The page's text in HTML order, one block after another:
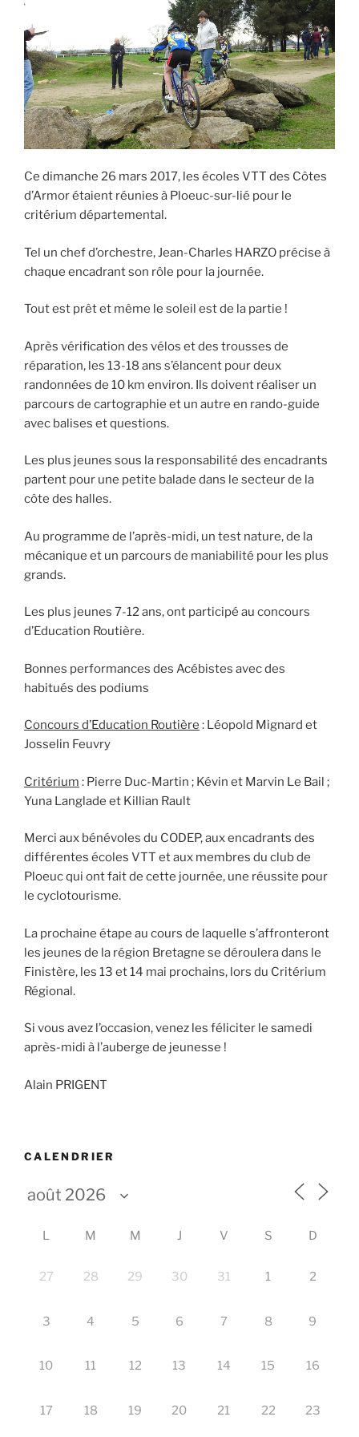
Ce dimanche 26 mars 2017, les écoles VTT des Côtes
d’Armor étaient réunies à Ploeuc-sur-lié pour le
critérium départemental.
Tel un chef d’orchestre, Jean-Charles HARZO précise à
chaque encadrant son rôle pour la journée.
Tout est prêt et même le soleil est de la partie !
Après vérification des vélos et des trousses de
réparation, les 13-18 ans s’élancent pour deux
randonnées de 10 km environ. Ils doivent réaliser un
parcours de cartographie et un autre en rando-guide
avec balises et questions.
Les plus jeunes sous la responsabilité des encadrants
partent pour une petite balade dans le secteur de la
côte des halles.
Au programme de l’après-midi, un test nature, de la
mécanique et un parcours de maniabilité pour les plus
grands.
Les plus jeunes 7-12 ans, ont participé au concours
d’Education Routière.
Bonnes performances des Acébistes avec des
habitués des podiums
Concours d’Education Routière : Léopold Mignard et
Josselin Feuvry
Critérium : Pierre Duc-Martin ; Kévin et Marvin Le Bail ;
Yuna Langlade et Killian Rault
Merci aux bénévoles du CODEP, aux encadrants des
différentes écoles VTT et aux membres du club de
Ploeuc qui ont fait de cette journée, une réussite pour
le cyclotourisme.
La prochaine étape au cours de laquelle s’affronteront
les jeunes de la région Bretagne se déroulera dans le
Finistère, les 13 et 14 mai prochains, lors du Critérium
Régional.
Si vous avez l’occasion, venez les féliciter le samedi
après-midi à l’auberge de jeunesse !
Alain PRIGENT
CALENDRIER
L M M J V S D
27 28 29 30 31 1 2
3 4 5 6 7 8 9
10 11 12 13 14 15 16
17 18 19 20 21 22 23